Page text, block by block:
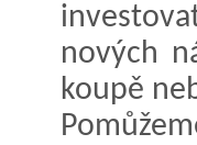
nových
koupě